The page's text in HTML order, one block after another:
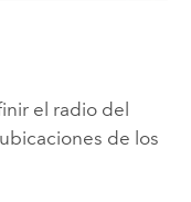
el radio del
de los